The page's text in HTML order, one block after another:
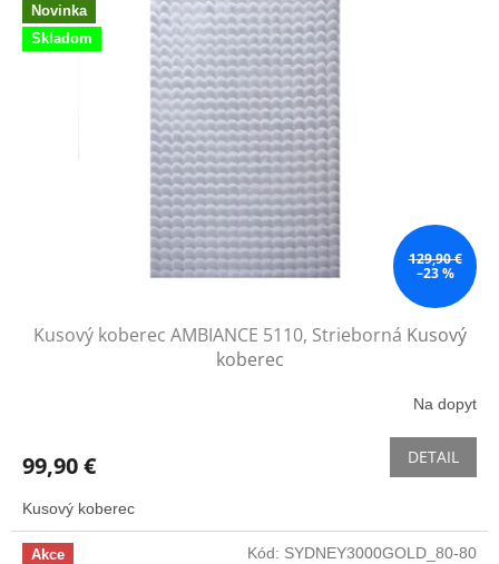
p Novinka
Skladom
129,90 €
–23 %
Kusový koberec AMBIANCE 5110, Strieborná Kusový
koberec
Na dopyt
99,90 € DETAIL
Kusový koberec
Akce
Kód: SYDNEY3000GOLD_80-80